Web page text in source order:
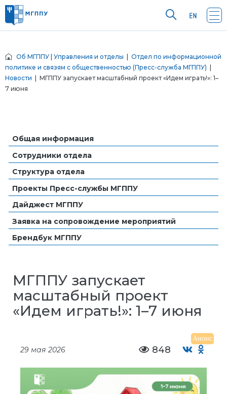
Об МГППУ Управления и отделы
Отдел по информационной
политике и связям с общественностью (Пресс-служба МГППУ)
Новости | МГППУ запускает масштабный проект «Идем играть!»: 1–
7 июня
Общая информация
Сотрудники отдела
Структура отдела
Проекты Пресс-службы МГППУ
Дайджест МГППУ
Заявка на сопровождение мероприятий
Брендбук МГППУ
МГППУ запускает
масштабный проект
«Идем играть!»: 1–7 июня
Анонс
29 мая 2026 848